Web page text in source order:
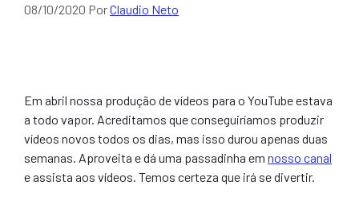
08/10/2020 PorClaudio Neto
Em abril nossa produção de vídeos para o YouTube estava
a todo vapor. Acreditamos que conseguiríamos produzir
vídeos novos todos os dias, mas isso durou apenas duas
semanas. Aproveita e dá uma passadinha em nosso canal
e assista aos vídeos. Temos certeza que irá se divertir.